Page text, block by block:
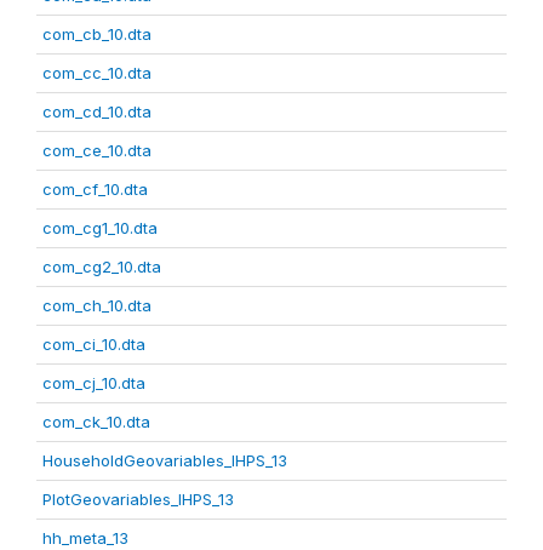
com_cb_10.dta
com_cc_10.dta
com_cd_10.dta
com_ce_10.dta
com_cf_10.dta
com_cg1_10.dta
com_cg2_10.dta
com_ch_10.dta
com_ci_10.dta
com_cj_10.dta
com_ck_10.dta
HouseholdGeovariables_IHPS_13
PlotGeovariables_IHPS_13
hh_meta_13